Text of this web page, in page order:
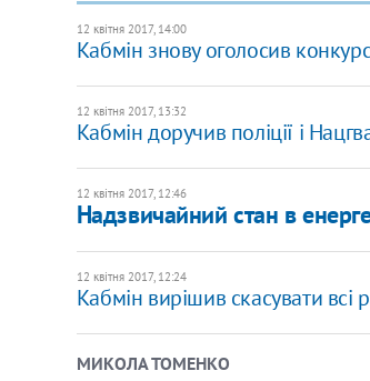
12 квітня 2017, 14:00
Кабмін знову оголосив
12 квітня 2017, 13:32
Кабмін доручив поліції і
12 квітня 2017, 12:46
Надзвичайний стан в
12 квітня 2017, 12:24
Кабмін вирішив скасувати всі
МИКОЛА ТОМЕНКО